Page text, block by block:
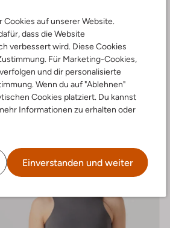
auf unserer Website.
dass die Website
verbessert wird. Diese Cookies
Für Marketing-Cookies,
und dir personalisierte
Wenn du auf "Ablehnen"
Cookies platziert. Du kannst
Informationen zu erhalten oder
Einverstanden und weiter
Heart
€ 39,99
mehr farben